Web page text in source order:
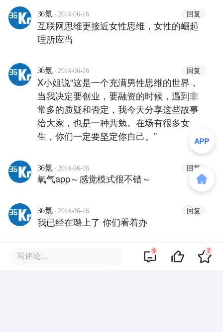
36氪 · 2014-06-16 回复
互联网思维更接近女性思维，女性的崛起
理所应当
36氪 · 2014-06-16 回复
X小姐说“这是一个充满男性思维的世界，
当我决定要创业，要融资的时候，遇到非
常多的质疑和否定，我今天分享这些故事
给大家，也是一种共勉。在场有很多女
生，你们一定要坚定你自己。”
36氪 · 2014-06-16 回复
氧气app～感觉模式很不错～
36氪 · 2014-06-16 回复
我已经在璐上了 你们看着办
36氪 回复
写评论... 9 7